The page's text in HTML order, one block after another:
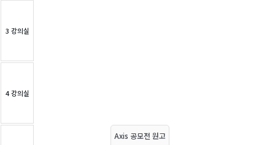
3 강의실
4 강의실
Axis 공모전 원고